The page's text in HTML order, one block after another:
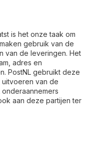
is het onze taak om
gebruik van de
van de leveringen. Het
adres en
PostNL gebruikt deze
van de
aan deze partijen ter